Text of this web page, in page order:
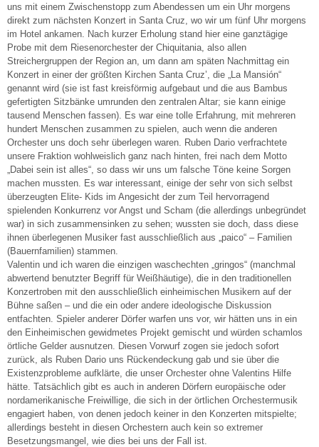
uns mit einem Zwischenstopp zum Abendessen um ein Uhr morgens
direkt zum nächsten Konzert in Santa Cruz, wo wir um fünf Uhr morgens
im Hotel ankamen. Nach kurzer Erholung stand hier eine ganztägige
Probe mit dem Riesenorchester der Chiquitania, also allen
Streichergruppen der Region an, um dann am späten Nachmittag ein
Konzert in einer der größten Kirchen Santa Cruz’, die „La Mansión“
genannt wird (sie ist fast kreisförmig aufgebaut und die aus Bambus
gefertigten Sitzbänke umrunden den zentralen Altar; sie kann einige
tausend Menschen fassen). Es war eine tolle Erfahrung, mit mehreren
hundert Menschen zusammen zu spielen, auch wenn die anderen
Orchester uns doch sehr überlegen waren. Ruben Dario verfrachtete
unsere Fraktion wohlweislich ganz nach hinten, frei nach dem Motto
„Dabei sein ist alles“, so dass wir uns um falsche Töne keine Sorgen
machen mussten. Es war interessant, einige der sehr von sich selbst
überzeugten Elite- Kids im Angesicht der zum Teil hervorragend
spielenden Konkurrenz vor Angst und Scham (die allerdings unbegründet
war) in sich zusammensinken zu sehen; wussten sie doch, dass diese
ihnen überlegenen Musiker fast ausschließlich aus „paico“ – Familien
(Bauernfamilien) stammen.
Valentin und ich waren die einzigen waschechten „gringos“ (manchmal
abwertend benutzter Begriff für Weißhäutige), die in den traditionellen
Konzertroben mit den ausschließlich einheimischen Musikern auf der
Bühne saßen – und die ein oder andere ideologische Diskussion
entfachten. Spieler anderer Dörfer warfen uns vor, wir hätten uns in ein
den Einheimischen gewidmetes Projekt gemischt und würden schamlos
örtliche Gelder ausnutzen. Diesen Vorwurf zogen sie jedoch sofort
zurück, als Ruben Dario uns Rückendeckung gab und sie über die
Existenzprobleme aufklärte, die unser Orchester ohne Valentins Hilfe
hätte. Tatsächlich gibt es auch in anderen Dörfern europäische oder
nordamerikanische Freiwillige, die sich in der örtlichen Orchestermusik
engagiert haben, von denen jedoch keiner in den Konzerten mitspielte;
allerdings besteht in diesen Orchestern auch kein so extremer
Besetzungsmangel, wie dies bei uns der Fall ist.